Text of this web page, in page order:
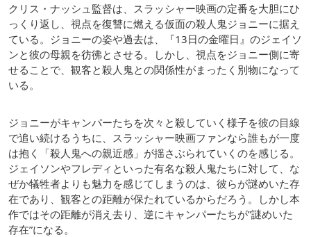
クリス・ナッシュ監督は、スラッシャー映画の定番を大胆にひ
っくり返し、視点を復讐に燃える仮面の殺人鬼ジョニーに据え
ている。ジョニーの姿や過去は、『13日の金曜日』のジェイソ
ンと彼の母親を彷彿とさせる。しかし、視点をジョニー側に寄
せることで、観客と殺人鬼との関係性がまったく別物になって
いる。
ジョニーがキャンパーたちを次々と殺していく様子を彼の目線
で追い続けるうちに、スラッシャー映画ファンなら誰もが一度
は抱く「殺人鬼への親近感」が揺さぶられていくのを感じる。
ジェイソンやフレディといった有名な殺人鬼たちに対して、な
ぜか犠牲者よりも魅力を感じてしまうのは、彼らが謎めいた存
在であり、観客との距離が保たれているからだろう。しかし本
作ではその距離が消え去り、逆にキャンパーたちが”謎めいた
存在”になる。